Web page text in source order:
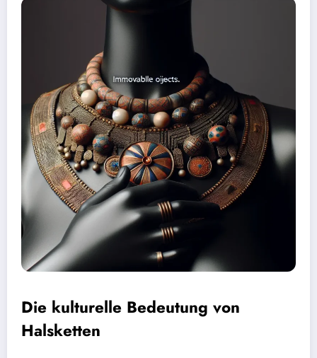
Die kulturelle Bedeutung von
Halsketten